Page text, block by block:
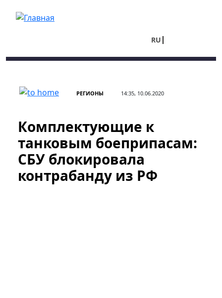
RU
РЕГИОНЫ 14:35, 10.06.2020
Комплектующие к
танковым боеприпасам:
СБУ блокировала
контрабанду из РФ